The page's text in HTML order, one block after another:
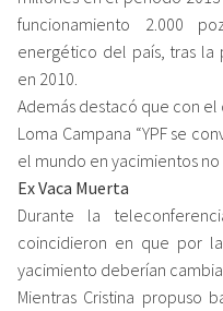
funcionamiento 2.000
energético del país, tras la
en 2010.
Además destacó que con
Loma Campana “YPF se
el mundo en yacimientos no
Ex Vaca Muerta
Durante la
coincidieron en que por
yacimiento deberían
Mientras Cristina propuso